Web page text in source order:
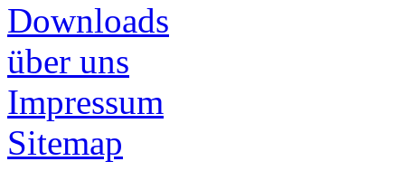
Downloads
über uns
Impressum
Sitemap